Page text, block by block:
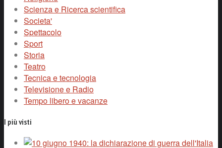
Scienza e Ricerca scientifica
Societa'
Spettacolo
Sport
Storia
Teatro
Tecnica e tecnologia
Televisione e Radio
Tempo libero e vacanze
I più visti